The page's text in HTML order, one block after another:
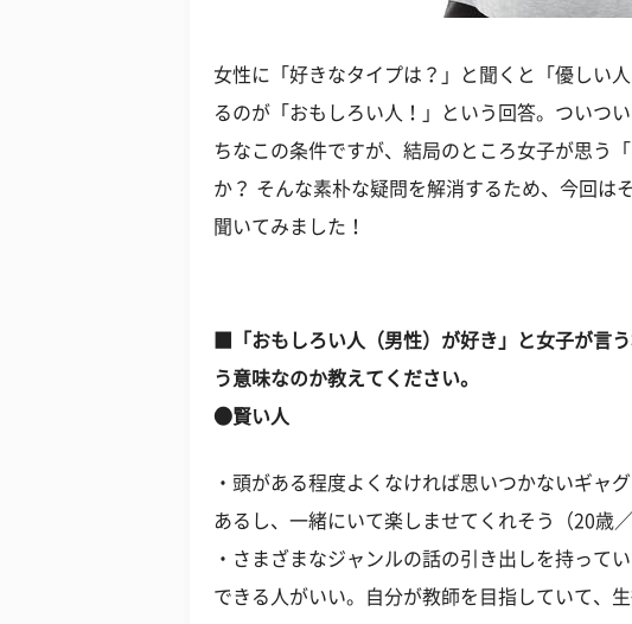
女性に「好きなタイプは？」と聞くと「優しい
るのが「おもしろい人！」という回答。ついつ
ちなこの条件ですが、結局のところ女子が思う
か？ そんな素朴な疑問を解消するため、今回は
聞いてみました！
■「おもしろい人（男性）が好き」と女子が言
う意味なのか教えてください。
●賢い人
・頭がある程度よくなければ思いつかないギャ
あるし、一緒にいて楽しませてくれそう（20歳／
・さまざまなジャンルの話の引き出しを持って
できる人がいい。自分が教師を目指していて、